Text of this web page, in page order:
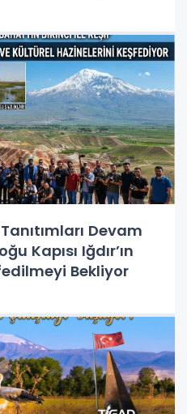
Devam
Kapısı Iğdır’ın
Bekliyor